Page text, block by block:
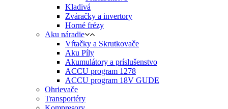
Kladivá
Zváračky a invertory
Horné frézy
Aku náradie
Vŕtačky a Skrutkovače
Aku Píly
Akumulátory a príslušenstvo
ACCU program 1278
ACCU program 18V GUDE
Ohrievače
Transportéry